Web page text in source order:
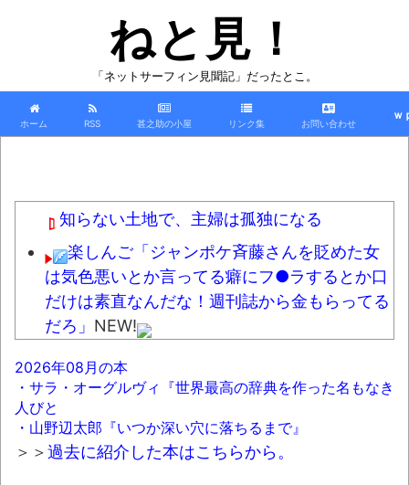
ねと見！
「ネットサーフィン見聞記」だったとこ。
ホーム RSS 甚之助の小屋 リンク集 お問い合わせ
ｗ
知らない土地で、主婦は孤独になる
楽しんご「ジャンポケ斉藤さんを貶めた女
は気色悪いとか言ってる癖にフ●ラするとか口
だけは素直なんだな！週刊誌から金もらってる
だろ」 NEW!
【悲報】節約で毎日カップラーメンや袋ラ
ーメン食べてたワイ『ある事実』に気付くｗｗ
ｗｗｗｗ
【画像】61歳だと・・・ぶっちゃけ余裕で
ヤレる。。。 NEW!
2026年08月の本
・サラ・オーグルヴィ『世界最高の辞典を作った名もなき
人びと
・山野辺太郎『いつか深い穴に落ちるまで』
＞＞過去に紹介した本はこちらから。